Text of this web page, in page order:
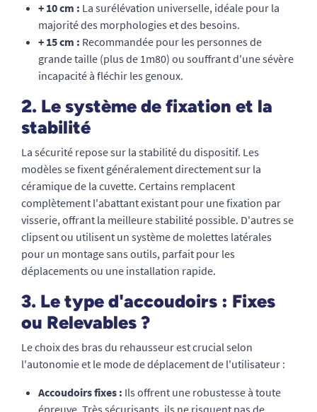
+ 10 cm : La surélévation universelle, idéale pour la
majorité des morphologies et des besoins.
+ 15 cm : Recommandée pour les personnes de
grande taille (plus de 1m80) ou souffrant d'une sévère
incapacité à fléchir les genoux.
2. Le système de fixation et la
stabilité
La sécurité repose sur la stabilité du dispositif. Les
modèles se fixent généralement directement sur la
céramique de la cuvette. Certains remplacent
complètement l'abattant existant pour une fixation par
visserie, offrant la meilleure stabilité possible. D'autres se
clipsent ou utilisent un système de molettes latérales
pour un montage sans outils, parfait pour les
déplacements ou une installation rapide.
3. Le type d'accoudoirs : Fixes
ou Relevables ?
Le choix des bras du rehausseur est crucial selon
l'autonomie et le mode de déplacement de l'utilisateur :
Accoudoirs fixes : Ils offrent une robustesse à toute